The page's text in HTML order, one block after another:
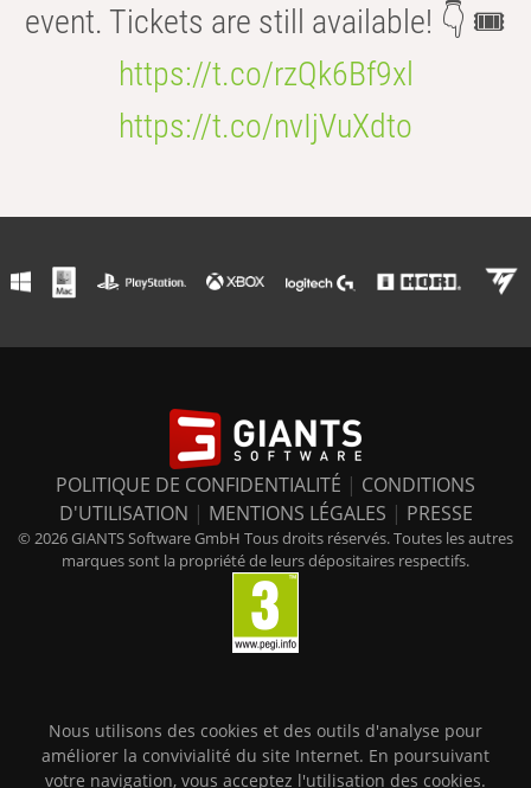
event. Tickets are still available! 👇 🎟️
https://t.co/rzQk6Bf9xl
https://t.co/nvIjVuXdto
POLITIQUE DE CONFIDENTIALITÉ | CONDITIONS
D'UTILISATION | MENTIONS LÉGALES | PRESSE
© 2026 GIANTS Software GmbH Tous droits réservés. Toutes les autres
marques sont la propriété de leurs dépositaires respectifs.
Nous utilisons des cookies et des outils d'analyse pour
améliorer la convivialité du site Internet. En poursuivant
votre navigation, vous acceptez l'utilisation des cookies.